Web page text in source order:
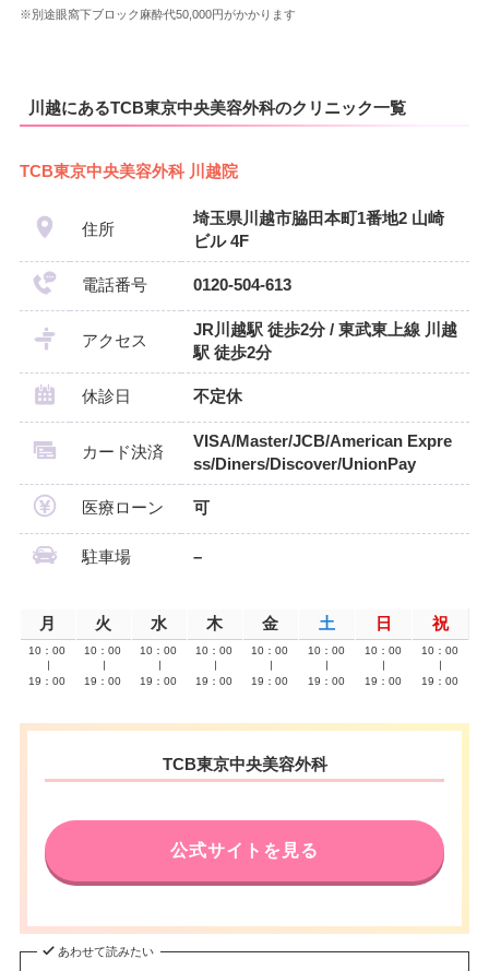
※別途眼窩下ブロック麻酔代50,000円がかかります
川越にあるTCB東京中央美容外科のクリニック一覧
TCB東京中央美容外科 川越院
住所
埼玉県川越市脇田本町1番地2 山崎
ビル 4F
電話番号 0120-504-613
アクセス
JR川越駅 徒歩2分 / 東武東上線 川越
駅 徒歩2分
休診日 不定休
カード決済
VISA/Master/JCB/American Expre
ss/Diners/Discover/UnionPay
医療ローン 可
駐車場 –
月 火 水 木 金 土 日 祝
10：00
19：00
10：00
19：00
10：00
19：00
10：00
19：00
10：00
19：00
10：00
19：00
10：00
19：00
10：00
19：00
TCB東京中央美容外科
公式サイトを見る
あわせて読みたい